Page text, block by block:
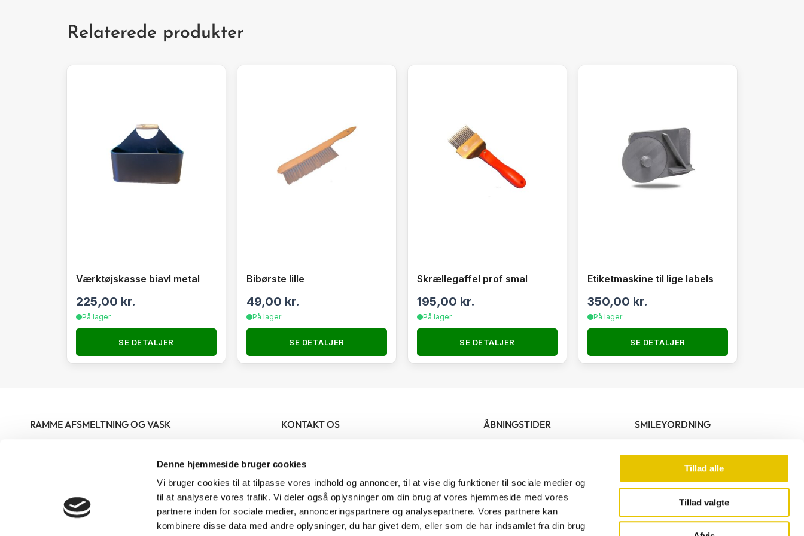
Denne hjemmeside bruger cookies
Vi bruger cookies til at tilpasse vores indhold og annoncer, til at vise dig funktioner til sociale medier og
til at analysere vores trafik. Vi deler også oplysninger om din brug af vores hjemmeside med vores
partnere inden for sociale medier, annonceringspartnere og analysepartnere. Vores partnere kan
kombinere disse data med andre oplysninger, du har givet dem, eller som de har indsamlet fra din brug
Tillad alle
Tillad valgte
Relaterede produkter
Værktøjskasse biavl metal
225,00 kr.
På lager
SE DETALJER
Bibørste lille
49,00 kr.
På lager
SE DETALJER
Skrællegaffel prof smal
195,00 kr.
På lager
SE DETALJER
Etiketmaskine til lige labels
350,00 kr.
På lager
SE DETALJER
RAMME AFSMELTNING OG VASK
afsmeltning hele året i butikkens åbningstid. Rammerne skal
være bundtet og mærket med tydeligt navn og telefonnummer
på hver sæk. Gerne op til 25 rammer pr bundt men ikke over 15
kg pr bundt. Skrællevoks skal afleveres i poser eller sække med
navn og telefonnummer på. Rammer kun til vask skal kryds
KONTAKT OS
Ølsvej 46
9500 Hobro
Denmark
CVR: 41481277
Tilbud
Honning
Bestøvning
Skadedyrsbekæmpelse
ÅBNINGSTIDER SMILEYORDNING
F